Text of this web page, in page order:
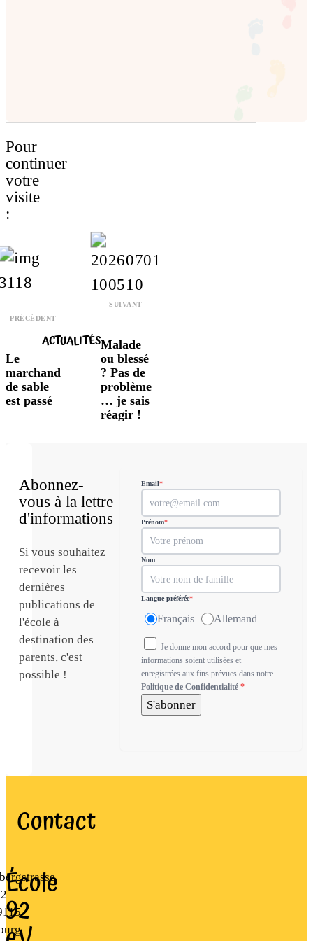
Pour
continuer
votre
visite
:
PRÉCÉDENT
Le
marchand
de sable
est passé
ACTUALITÉS
SUIVANT
Malade
ou blessé
? Pas de
problème
… je sais
réagir !
Abonnez-
vous à la lettre
d'informations
Si vous souhaitez
recevoir les
dernières
publications de
l'école à
destination des
parents, c'est
possible !
Email*
Prénom*
Nom
Langue préférée*
Français Allemand
Je donne mon accord pour que mes
informations soient utilisées et
enregistrées aux fins prévues dans notre
Politique de Confidentialité *
S'abonner
École
92
Contact